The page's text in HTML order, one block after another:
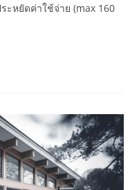
ะหยัดค่าใช้จ่าย (max 160